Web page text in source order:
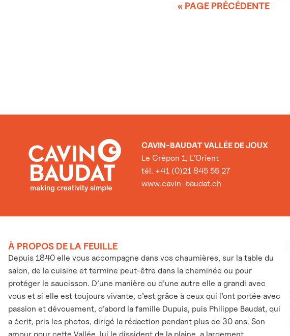
« PAGE PRÉCÉDENTE
CAVIN-BAUDAT VALLÉE DE JOUX
Le Crépon 1, L’Orient
tél. +41 (0)21 845 55 27
www.cavin-baudat.ch
À PROPOS DE LA FEUILLE
Depuis 1840 elle vous accompagne dans vos chaumières, sur la table du
salon, de la cuisine et termine peut-être dans la cheminée ou pour
protéger le saucisson. D’une manière ou d’une autre elle a grandi avec
vous et si elle est toujours vivante, c’est grâce à ceux qui l’ont portée avec
passion et dévouement, d’abord la famille Dupuis, puis Philippe Baudat, qui
a écrit, pris les photos, dirigé la rédaction pendant plus de 30 ans. Son